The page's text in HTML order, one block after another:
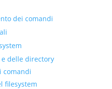
dei comandi
delle directory
comandi
filesystem